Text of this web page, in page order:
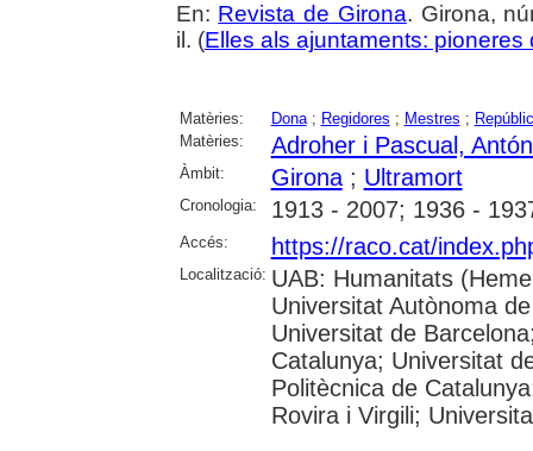
En: Revista de Girona. Girona,
il. (Elles als ajuntaments: pioneres
Matèries: Dona; Regidores ; Mestres ;
Matèries:
Adroher i Pascual,
Àmbit: Girona; Ultramort
Cronologia: 1913 - 2007; 1936 -
Accés: https://raco.cat/
Localització: UAB: Humanitats
Universitat Autònoma
Universitat de
Catalunya; Universitat
Politècnica de
Rovira i Virgili;